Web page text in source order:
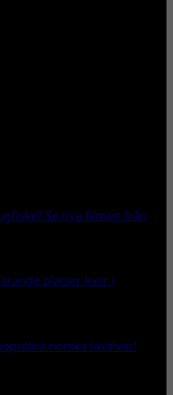
Se nya filmen från
platser kvar i
norska laxälvar!